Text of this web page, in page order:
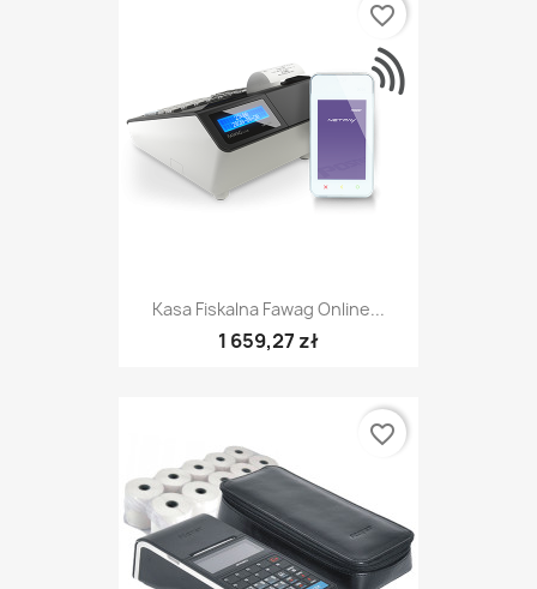
Kasa Fiskalna Fawag Online...
1 659,27 zł
favorite_border
favorite_border